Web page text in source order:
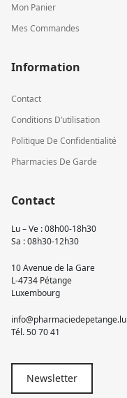
Mon Panier
Mes Commandes
Information
Contact
Conditions D’utilisation
Politique De Confidentialité
Pharmacies De Garde
Contact
Lu – Ve : 08h00-18h30
Sa : 08h30-12h30
10 Avenue de la Gare
L-4734 Pétange
Luxembourg
info@pharmaciedepetange.lu
Tél.50 70 41
Newsletter